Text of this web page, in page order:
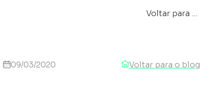
Voltar para …
09/03/2020 Voltar para o blog